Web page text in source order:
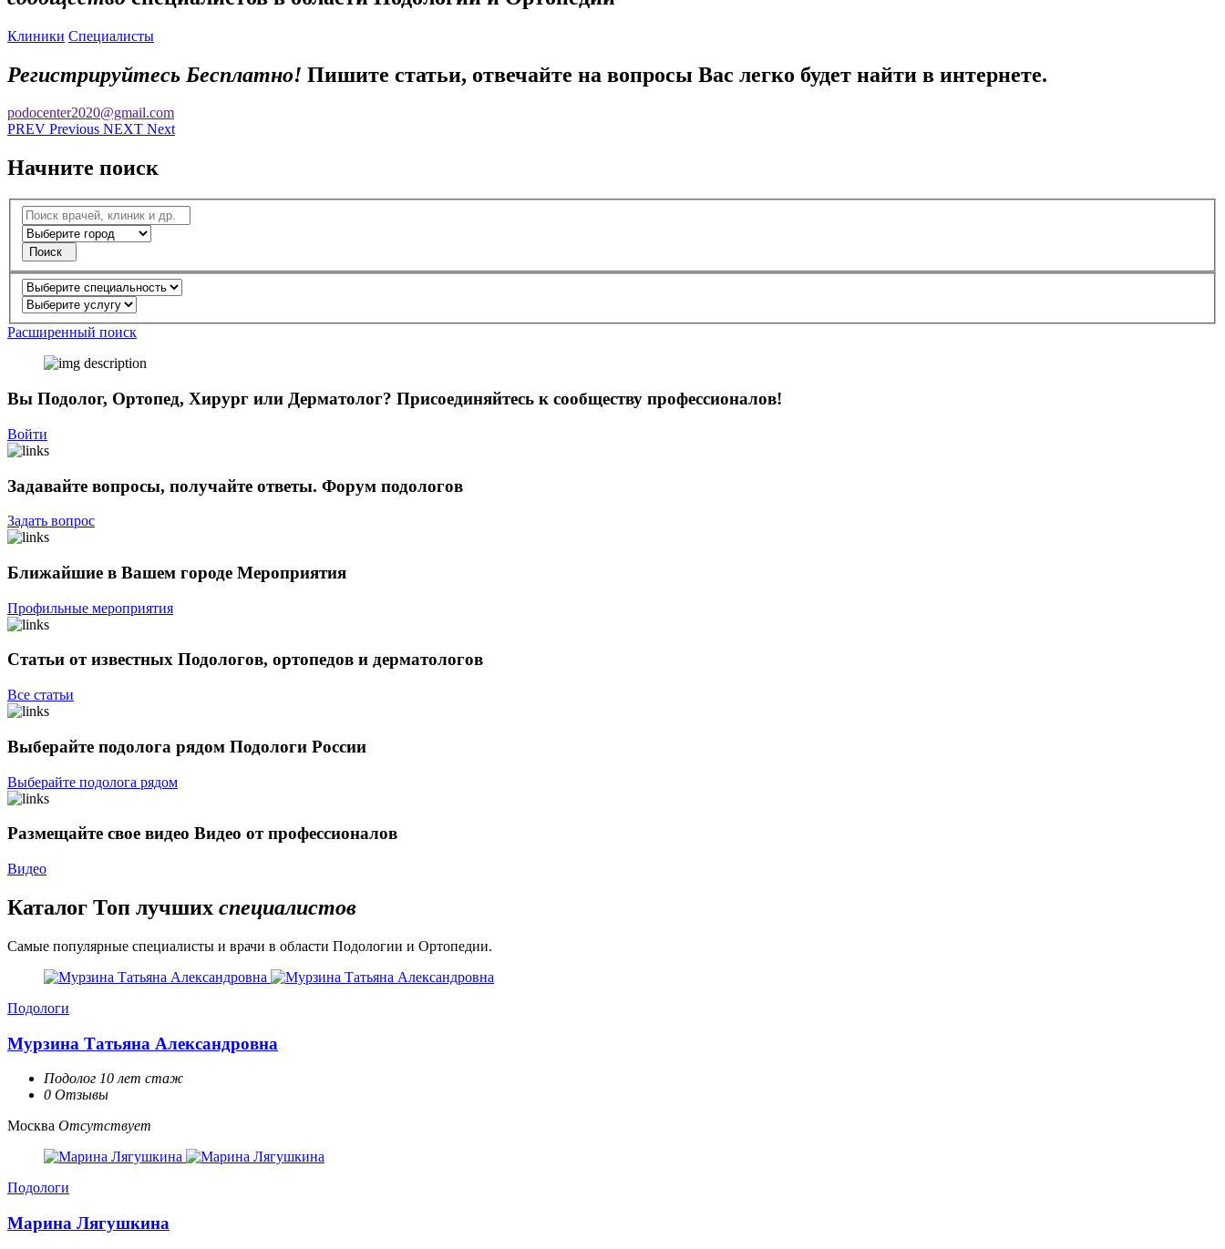
Клиники Специалисты
Регистрируйтесь Бесплатно! Пишите статьи, отвечайте на вопросы Вас легко будет найти в интернете.
podocenter2020@gmail.com
PREV Previous NEXT Next
Начните поиск
Поиск
Расширенный поиск
Вы Подолог, Ортопед, Хирург или Дерматолог? Присоединяйтесь к сообществу профессионалов!
Войти
Задавайте вопросы, получайте ответы. Форум подологов
Задать вопрос
Ближайшие в Вашем городе Мероприятия
Профильные мероприятия
Статьи от известных Подологов, ортопедов и дерматологов
Все статьи
Выберайте подолога рядом Подологи России
Выберайте подолога рядом
Размещайте свое видео Видео от профессионалов
Видео
Каталог Топ лучших специалистов
Самые популярные специалисты и врачи в области Подологии и Ортопедии.
Подологи
Мурзина Татьяна Александровна
Подолог 10 лет стаж
0 Отзывы
Москва Отсутствует
Подологи
Марина Лягушкина